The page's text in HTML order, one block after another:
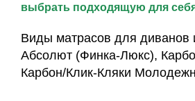
выбрать подходящую для
Виды матрасов для диванов
Абсолют (Финка-Люкс),
Карбон/Клик-Кляки